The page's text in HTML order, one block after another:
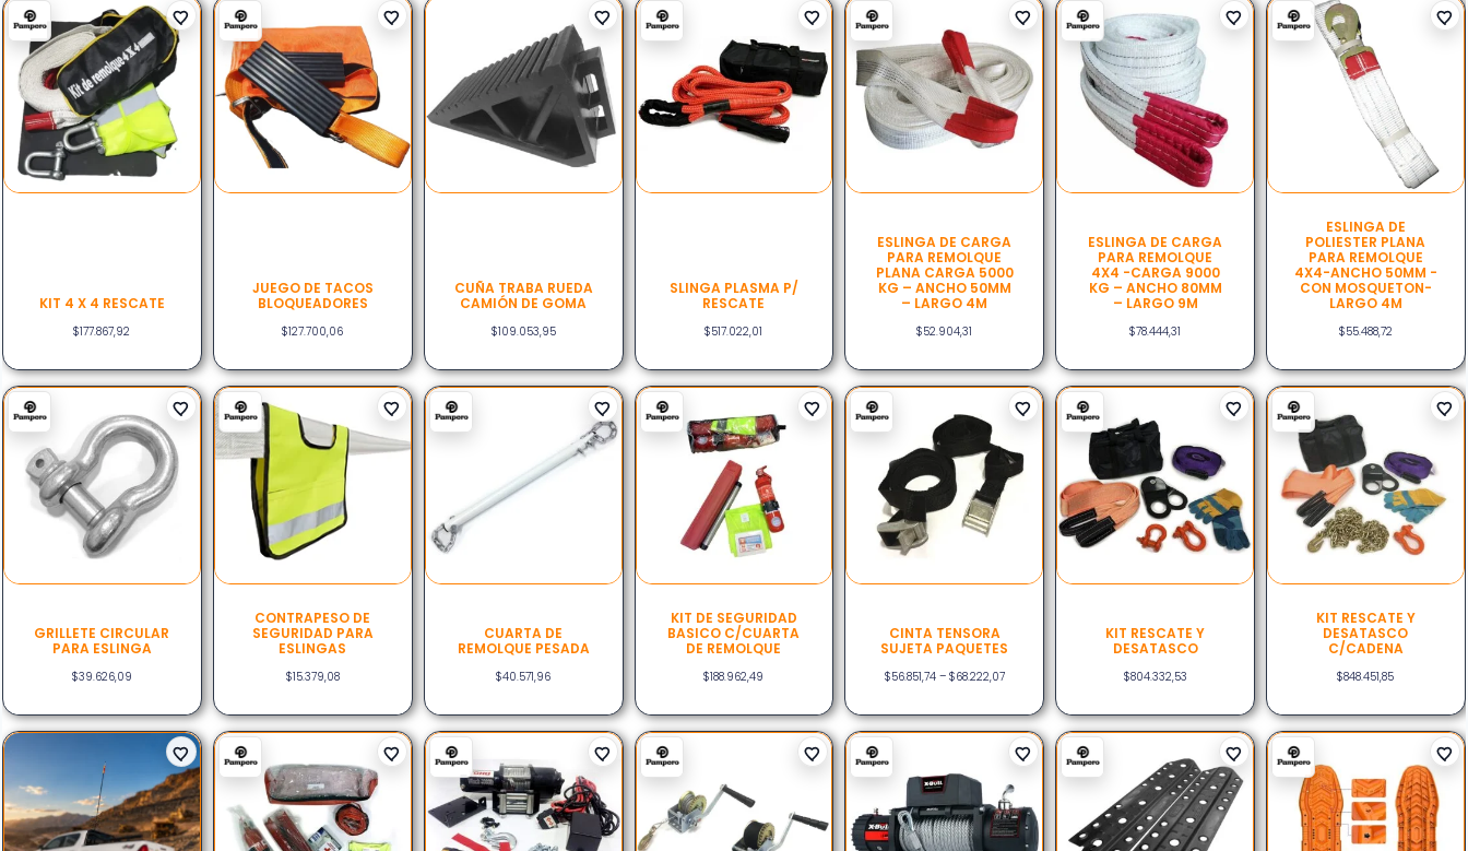
KIT 4 X 4 RESCATE
$177.867,92
JUEGO DE TACOS
BLOQUEADORES
$127.700,06
CUÑA TRABA RUEDA
CAMIÓN DE GOMA
$109.053,95
SLINGA PLASMA P/
RESCATE
$517.022,01
ESLINGA DE CARGA
PARA REMOLQUE
PLANA CARGA 5000
KG – ANCHO 50MM
– LARGO 4M
$52.904,31
ESLINGA DE CARGA
PARA REMOLQUE
4X4 -CARGA 9000
KG – ANCHO 80MM
– LARGO 9M
$78.444,31
ESLINGA DE
POLIESTER PLANA
PARA REMOLQUE
4X4-ANCHO 50MM -
CON MOSQUETON-
LARGO 4M
$55.488,72
GRILLETE CIRCULAR
PARA ESLINGA
$39.626,09
CONTRAPESO DE
SEGURIDAD PARA
ESLINGAS
$15.379,08
CUARTA DE
REMOLQUE PESADA
$40.571,96
KIT DE SEGURIDAD
BASICO C/CUARTA
DE REMOLQUE
$188.962,49
CINTA TENSORA
SUJETA PAQUETES
$56.851,74 – $68.222,07
KIT RESCATE Y
DESATASCO
$804.332,53
KIT RESCATE Y
DESATASCO
C/CADENA
$848.451,85